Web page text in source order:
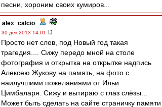
песни, хороним своих кумиров...
alex_calcio -
30 дек 2013 14:01
Просто нет слов, под Новый год такая
трагедия.... Сижу передо мной на столе
фотография и открытка на открытке надпись
Алексею Жукову на память, на фото с
наилучшими пожеланиями от Ильи
Цимбаларя. Сижу и вытираю с глаз слёзы...
Может быть сделать на сайте страничку памяти